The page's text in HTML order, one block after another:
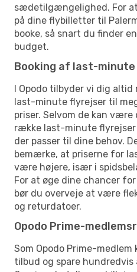
sædetilgængelighed. For
på dine flybilletter til
booke, så snart du finder
budget.
Booking af last-minute
I Opodo tilbyder vi dig
last-minute flyrejser til
priser. Selvom de kan
række last-minute flyrejser
der passer til dine behov.
bemærke, at priserne for
være højere, især i
For at øge dine chancer
bør du overveje at være
og returdatoer.
Opodo Prime-
Som Opodo Prime-
tilbud og spare hundredvis